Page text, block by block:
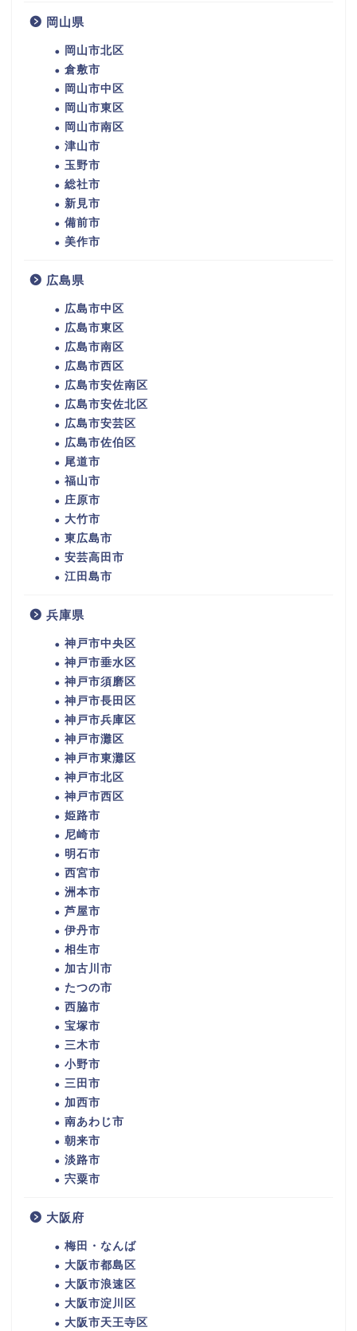
岡山県
岡山市北区
倉敷市
岡山市中区
岡山市東区
岡山市南区
津山市
玉野市
総社市
新見市
備前市
美作市
広島県
広島市中区
広島市東区
広島市南区
広島市西区
広島市安佐南区
広島市安佐北区
広島市安芸区
広島市佐伯区
尾道市
福山市
庄原市
大竹市
東広島市
安芸高田市
江田島市
兵庫県
神戸市中央区
神戸市垂水区
神戸市須磨区
神戸市長田区
神戸市兵庫区
神戸市灘区
神戸市東灘区
神戸市北区
神戸市西区
姫路市
尼崎市
明石市
西宮市
洲本市
芦屋市
伊丹市
相生市
加古川市
たつの市
西脇市
宝塚市
三木市
小野市
三田市
加西市
南あわじ市
朝来市
淡路市
宍粟市
大阪府
梅田・なんば
大阪市都島区
大阪市浪速区
大阪市淀川区
大阪市天王寺区